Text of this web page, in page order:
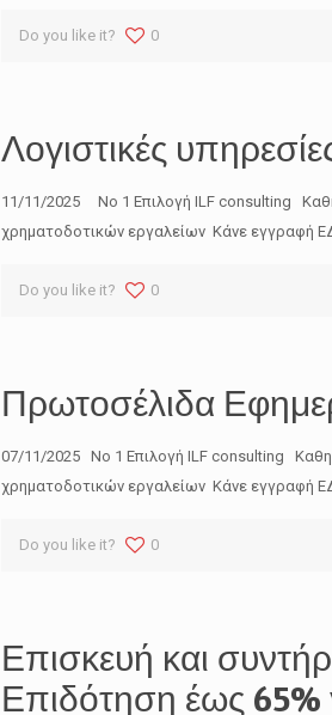
Do you like it? 0
Λογιστικές
11/11/2025 No 1 Επιλογή ILF consulting
χρηματοδοτικών εργαλείων Κάνε εγγραφή
Do you like it? 0
Πρωτοσέλιδα
07/11/2025 No 1 Επιλογή ILF consulting
χρηματοδοτικών εργαλείων Κάνε εγγραφή
Do you like it? 0
Επισκευή και
Επιδότηση έως 65%